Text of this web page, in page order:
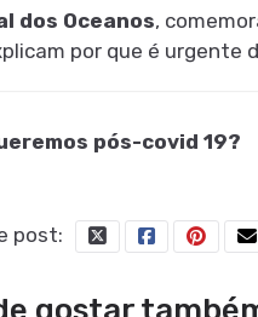
dos Oceanos,
por que é urgente
pós-covid 19?
post: